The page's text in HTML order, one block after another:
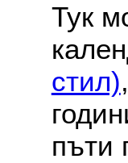
Тук
стил)
пъти